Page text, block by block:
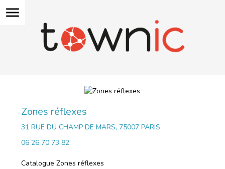
menu
Zones réflexes
31 RUE DU CHAMP DE MARS, 75007 PARIS
06 26 70 73 82
Catalogue Zones réflexes